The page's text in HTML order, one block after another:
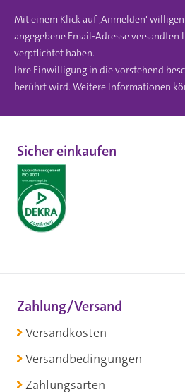
Mit einem Klick auf ‚Anmelden‘
angegebene Email-Adresse
verpflichtet haben.
Ihre Einwilligung in die vorstehend
berührt wird. Weitere Informationen
Sicher einkaufen
Zahlung/Versand
Versandkosten
Versandbedingungen
Zahlungsarten